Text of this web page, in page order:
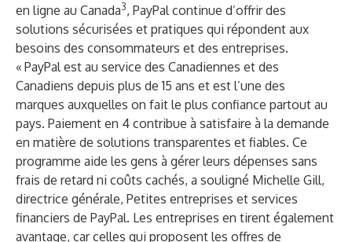
en ligne au Canada3, PayPal continue d’offrir des
solutions sécurisées et pratiques qui répondent aux
besoins des consommateurs et des entreprises.
« PayPal est au service des Canadiennes et des
Canadiens depuis plus de 15 ans et est l’une des
marques auxquelles on fait le plus confiance partout au
pays. Paiement en 4 contribue à satisfaire à la demande
en matière de solutions transparentes et fiables. Ce
programme aide les gens à gérer leurs dépenses sans
frais de retard ni coûts cachés, a souligné Michelle Gill,
directrice générale, Petites entreprises et services
financiers de PayPal. Les entreprises en tirent également
avantage, car celles qui proposent les offres de